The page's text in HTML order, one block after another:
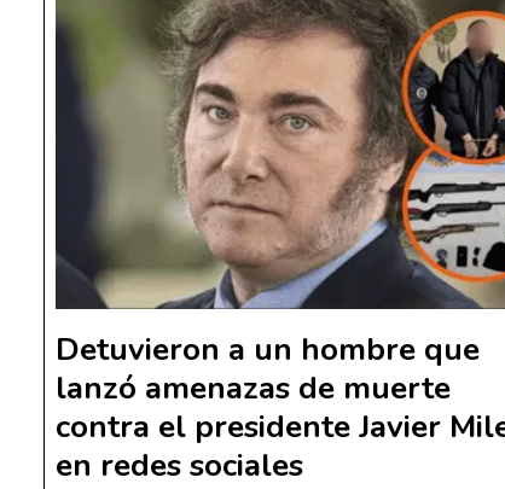
Detuvieron a un hombre que
lanzó amenazas de muerte
contra el presidente Javier
en redes sociales